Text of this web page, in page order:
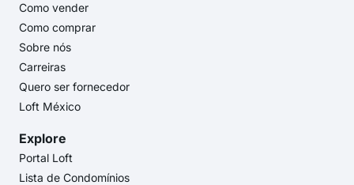
Como vender
Como comprar
Sobre nós
Carreiras
Quero ser fornecedor
Loft México
Explore
Portal Loft
Lista de Condomínios